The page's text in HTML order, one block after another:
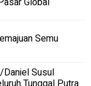
Semu
Daniel Susul